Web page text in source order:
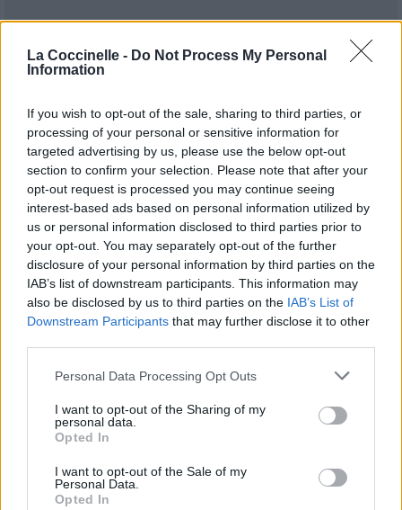
La Coccinelle - Do Not Process My Personal
Information
If you wish to opt-out of the sale, sharing to third parties, or
processing of your personal or sensitive information for
targeted advertising by us, please use the below opt-out
section to confirm your selection. Please note that after your
opt-out request is processed you may continue seeing
interest-based ads based on personal information utilized by
us or personal information disclosed to third parties prior to
your opt-out. You may separately opt-out of the further
disclosure of your personal information by third parties on the
IAB’s list of downstream participants. This information may
also be disclosed by us to third parties on the IAB’s List of
Downstream Participants that may further disclose it to other
Personal Data Processing Opt Outs
I want to opt-out of the Sharing of my
personal data.
Opted In
I want to opt-out of the Sale of my
Personal Data.
Opted In
⇑
Pistes
Téléchargement
Corrections & commentaires
2023 99 Nights (Deluxe)
03. Confetti
Next to You
15. Feel Good
Pistes
Téléchargement
Pour prolonger le plaisir musical :
Vous aimez chanter, apprenez la guitare chez
Télécharger légalement les MP3 sur